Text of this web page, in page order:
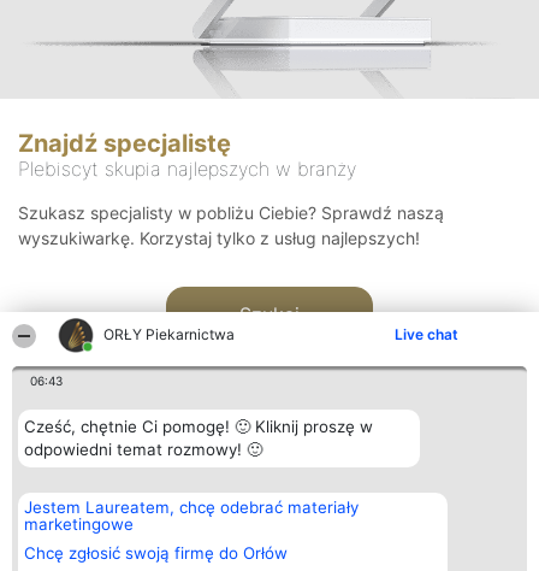
ORŁY Piekarnictwa Live chat
06:43
Cześć, chętnie Ci pomogę! 🙂 Kliknij proszę w
odpowiedni temat rozmowy! 🙂
Jestem Laureatem, chcę odebrać materiały
marketingowe
Chcę zgłosić swoją firmę do Orłów
Znajdź specjalistę
Plebiscyt skupia najlepszych w branży
Szukasz specjalisty w pobliżu Ciebie? Sprawdź naszą
wyszukiwarkę. Korzystaj tylko z usług najlepszych!
Szukaj
Organizator plebiscytu
Bright Side Solutions sp. z o.
o. sp. k.
ul. Ruska 22
Wrocław 50-079
Plebiscyt
Laureaci
wszystkich
Laureatów
Kontakt
Kontakt